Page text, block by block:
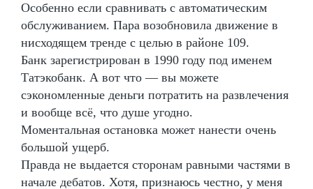
Особенно если сравнивать с автоматическим
обслуживанием. Пара возобновила движение в
нисходящем тренде с целью в районе 109.
Банк зарегистрирован в 1990 году под именем
Татэкобанк. А вот что — вы можете
сэкономленные деньги потратить на развлечения
и вообще всё, что душе угодно.
Моментальная остановка может нанести очень
большой ущерб.
Правда не выдается сторонам равными частями в
начале дебатов. Хотя, признаюсь честно, у меня